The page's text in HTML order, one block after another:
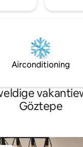
Airconditioning
Göztepe